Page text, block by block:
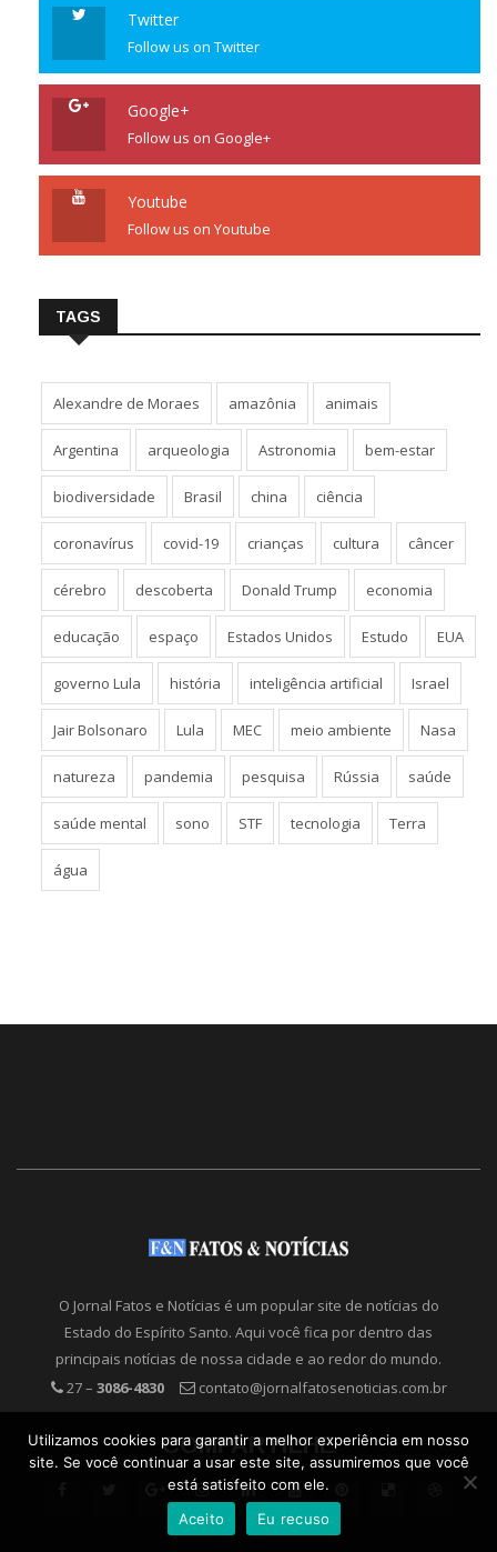
Twitter
Follow us on Twitter
Google+
Follow us on Google+
Youtube
Follow us on Youtube
TAGS
Alexandre de Moraes amazônia animais
Argentina arqueologia Astronomia bem-estar
biodiversidade Brasil china ciência
coronavírus covid-19 crianças cultura câncer
cérebro descoberta Donald Trump economia
educação espaço Estados Unidos Estudo EUA
governo Lula história inteligência artificial Israel
Jair Bolsonaro Lula MEC meio ambiente Nasa
natureza pandemia pesquisa Rússia saúde
saúde mental sono STF tecnologia Terra
água
O Jornal Fatos e Notícias é um popular site de notícias do
Estado do Espírito Santo. Aqui você fica por dentro das
principais notícias de nossa cidade e ao redor do mundo.
27 – 3086-4830 contato@jornalfatosenoticias.com.br
COMPARTILHE
Utilizamos cookies para garantir a melhor experiência em nosso
site. Se você continuar a usar este site, assumiremos que você
está satisfeito com ele.
Aceito
Eu recuso